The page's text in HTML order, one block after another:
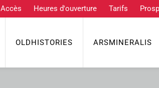
Accès Heures d'ouverture Tarifs
OLDHISTORIES ARSMINERALIS